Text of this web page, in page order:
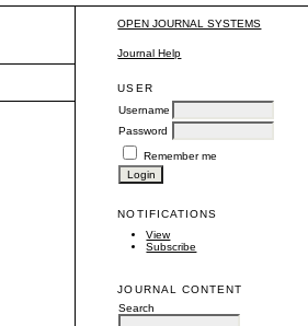
OPEN JOURNAL SYSTEMS
Journal Help
USER
Username
Password
Remember me
NOTIFICATIONS
View
Subscribe
JOURNAL CONTENT
Search